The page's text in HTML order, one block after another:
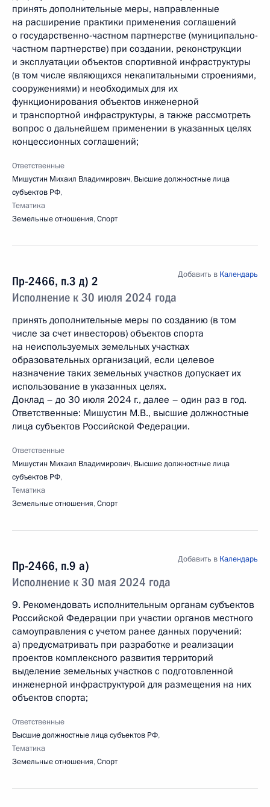
принять дополнительные меры, направленные
на расширение практики применения соглашений
о государственно-частном партнерстве (муниципально-
частном партнерстве) при создании, реконструкции
и эксплуатации объектов спортивной инфраструктуры
(в том числе являющихся некапитальными строениями,
сооружениями) и необходимых для их
функционирования объектов инженерной
и транспортной инфраструктуры, а также рассмотреть
вопрос о дальнейшем применении в указанных целях
концессионных соглашений;
Ответственные
Мишустин Михаил Владимирович, Высшие должностные лица
субъектов РФ,
Тематика
Земельные отношения,Спорт
Пр-2466, п.3 д) 2
Исполнение к 30 июля 2024 года
Добавить в Календарь
принять дополнительные меры по созданию (в том
числе за счет инвесторов) объектов спорта
на неиспользуемых земельных участках
образовательных организаций, если целевое
назначение таких земельных участков допускает их
использование в указанных целях.
Доклад – до 30 июля 2024 г., далее – один раз в год.
Ответственные: Мишустин М.В., высшие должностные
лица субъектов Российской Федерации.
Ответственные
Мишустин Михаил Владимирович, Высшие должностные лица
субъектов РФ,
Тематика
Земельные отношения,Спорт
Пр-2466, п.9 а)
Исполнение к 30 мая 2024 года
Добавить в Календарь
9. Рекомендовать исполнительным органам субъектов
Российской Федерации при участии органов местного
самоуправления с учетом ранее данных поручений:
а) предусматривать при разработке и реализации
проектов комплексного развития территорий
выделение земельных участков с подготовленной
инженерной инфраструктурой для размещения на них
объектов спорта;
Ответственные
Высшие должностные лица субъектов РФ,
Тематика
Земельные отношения,Спорт